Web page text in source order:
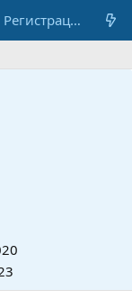
Регистрация